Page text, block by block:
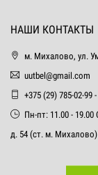
НАШИ КОНТАКТЫ
м. Михалово, ул.
uutbel@gmail.com
+375 (29) 785-02-99
Пн-пт: 11.00 - 19.00
д. 54 (ст. м.